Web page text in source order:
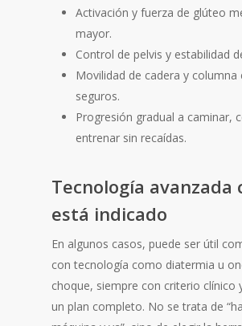
Activación y fuerza de glúteo
mayor.
Control de pelvis y estabilidad
Movilidad de cadera y columna
seguros.
Progresión gradual a caminar,
entrenar sin recaídas.
Tecnología avanzada
está indicado
En algunos casos, puede ser útil
con tecnología como diatermia u
choque, siempre con criterio clínico
un plan completo. No se trata de